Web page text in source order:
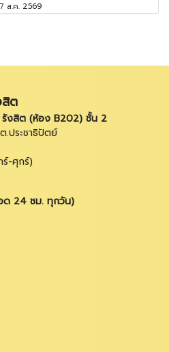
7 ส.ค. 2569
ต
รังสิต (ห้อง B202) ชั้น 2
ประชาธิปัตย์
ร์-ศุกร์)
ด 24 ชม. ทุกวัน)